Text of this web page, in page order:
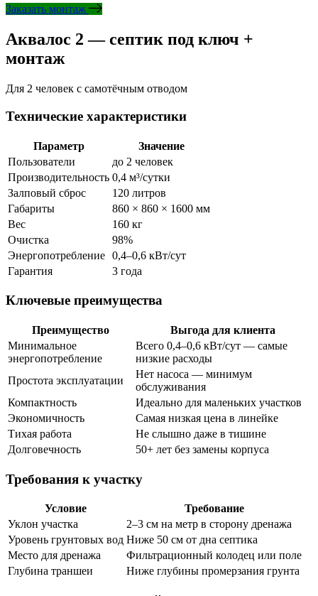
Заказать монтаж
Аквалос 2 — септик под ключ +
монтаж
Для 2 человек с самотёчным отводом
Технические характеристики
Параметр
Значение
Пользователи
до 2 человек
Производительность 0,4 м³/сутки
Залповый сброс
120 литров
Габариты
860 × 860 × 1600 мм
Вес
160 кг
Очистка
98%
Энергопотребление 0,4–0,6 кВт/сут
Гарантия
3 года
Ключевые преимущества
Преимущество
Выгода для клиента
Минимальное
энергопотребление
Всего 0,4–0,6 кВт/сут — самые
низкие расходы
Простота эксплуатации
Нет насоса — минимум
обслуживания
Компактность
Идеально для маленьких участков
Экономичность
Самая низкая цена в линейке
Тихая работа
Не слышно даже в тишине
Долговечность
50+ лет без замены корпуса
Требования к участку
Условие
Требование
Уклон участка
2–3 см на метр в сторону дренажа
Уровень грунтовых вод Ниже 50 см от дна септика
Место для дренажа
Фильтрационный колодец или поле
Глубина траншеи
Ниже глубины промерзания грунта